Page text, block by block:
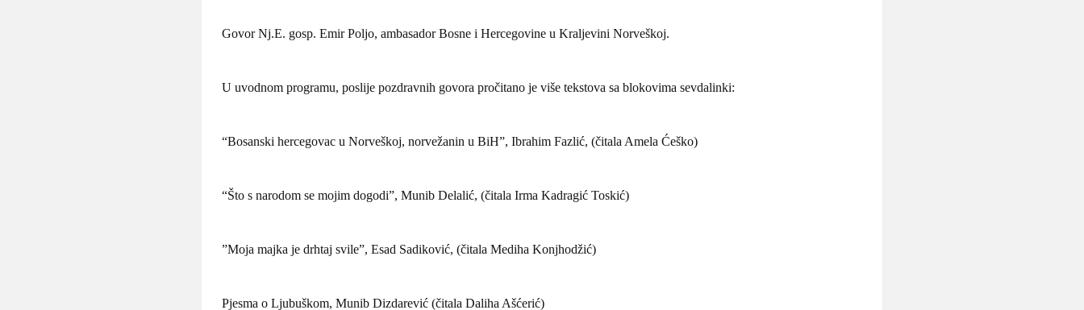
Govor Nj.E. gosp. Emir Poljo, ambasador Bosne i Hercegovine u Kraljevini Norveškoj.
U uvodnom programu, poslije pozdravnih govora pročitano je više tekstova sa blokovima sevdalinki:
“Bosanski hercegovac u Norveškoj, norvežanin u BiH”, Ibrahim Fazlić, (čitala Amela Ćeško)
“Što s narodom se mojim dogodi”, Munib Delalić, (čitala Irma Kadragić Toskić)
”Moja majka je drhtaj svile”, Esad Sadiković, (čitala Mediha Konjhodžić)
Pjesma o Ljubuškom, Munib Dizdarević (čitala Daliha Ašćerić)